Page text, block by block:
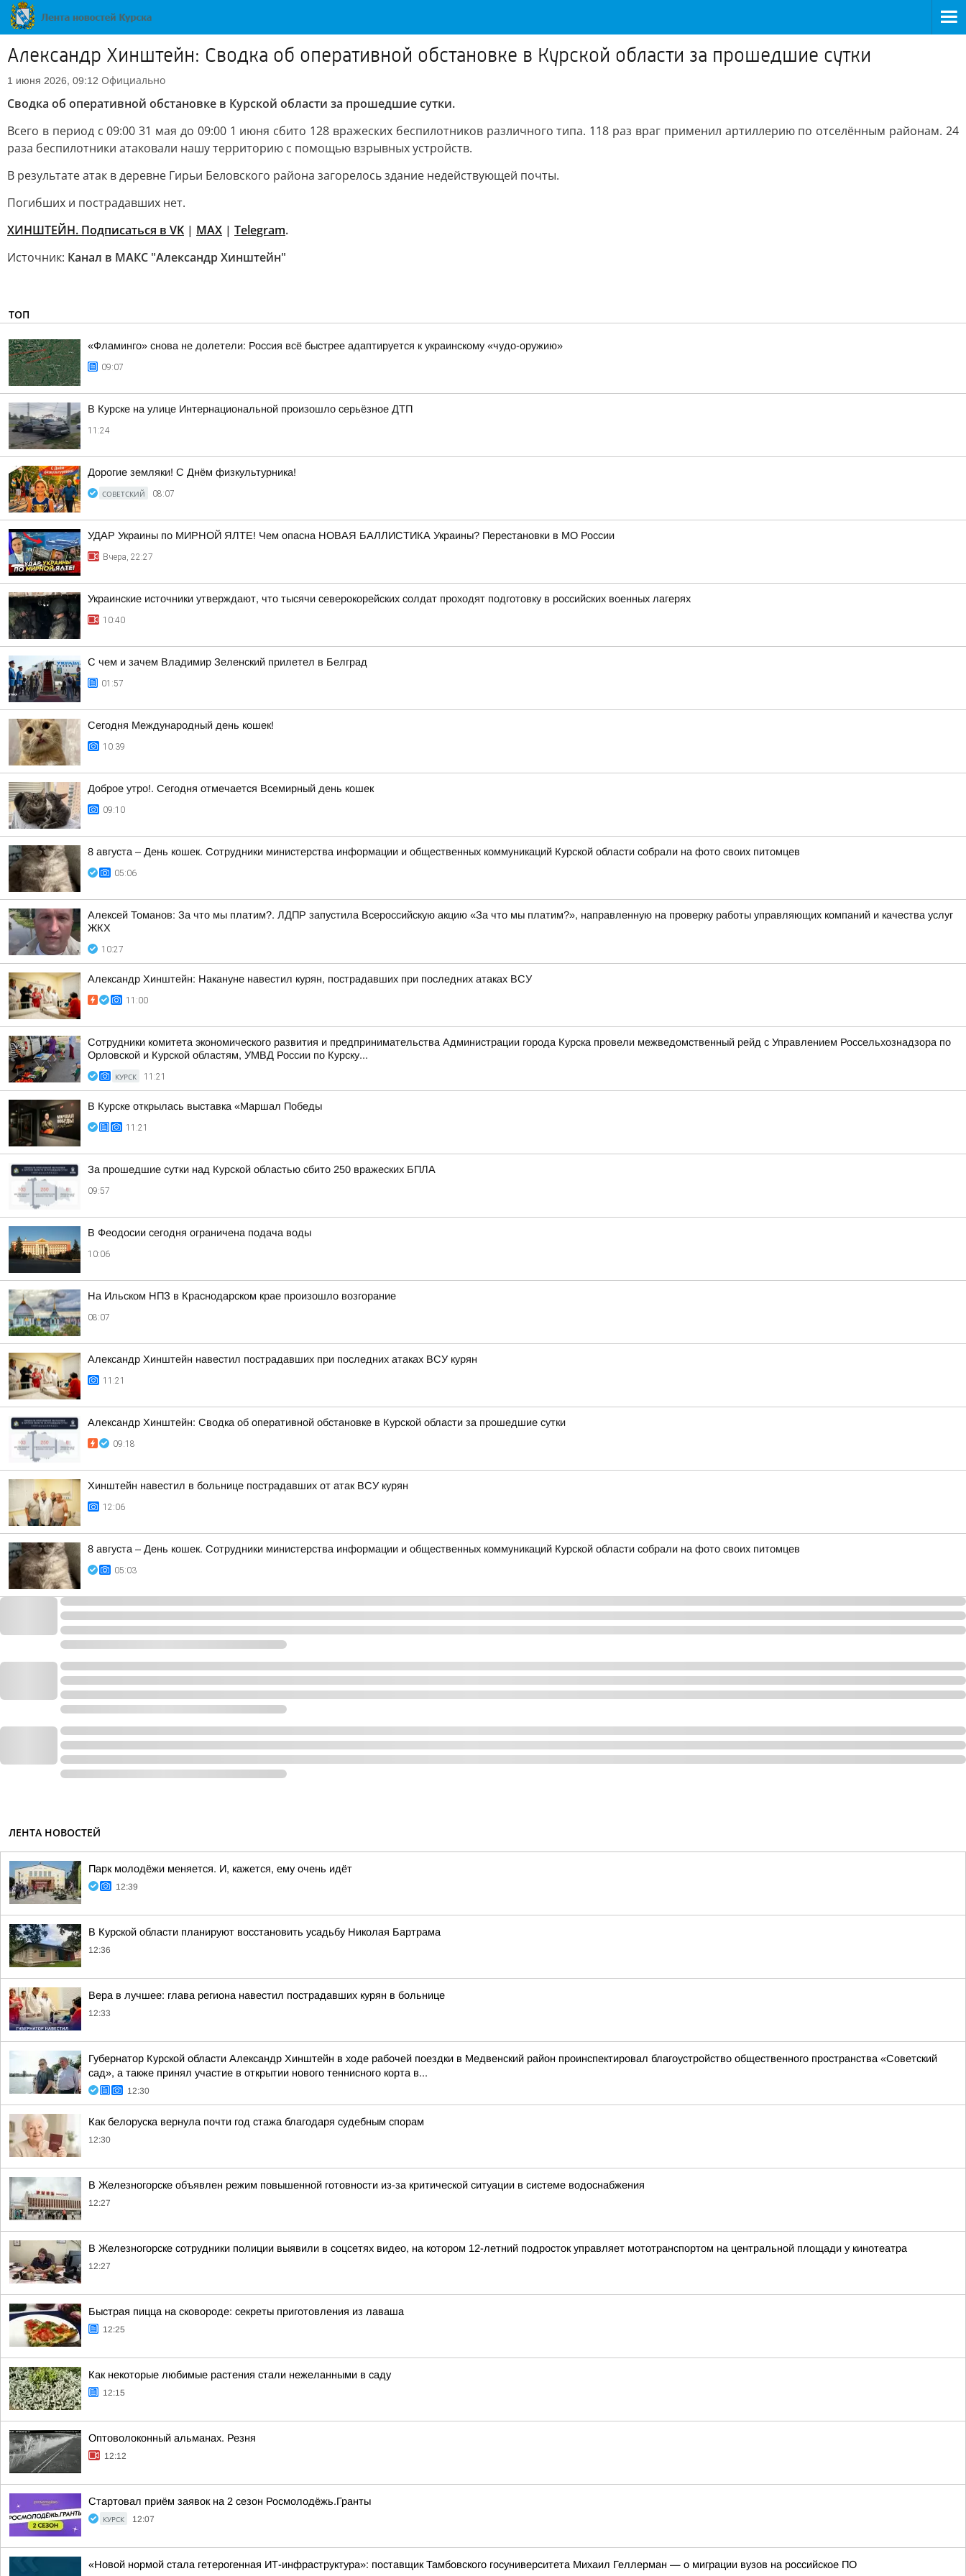
Александр Хинштейн: Сводка об оперативной обстановке в Курской области за прошедшие сутки
1 июня 2026, 09:12 Официально
Сводка об оперативной обстановке в Курской области за прошедшие сутки.
Всего в период с 09:00 31 мая до 09:00 1 июня сбито 128 вражеских беспилотников различного типа. 118 раз враг применил артиллерию по отселённым районам. 24
раза беспилотники атаковали нашу территорию с помощью взрывных устройств.
В результате атак в деревне Гирьи Беловского района загорелось здание недействующей почты.
Погибших и пострадавших нет.
ХИНШТЕЙН. Подписаться в VK | MAX | Telegram.
Источник: Канал в МАКС "Александр Хинштейн"
ТОП
«Фламинго» снова не долетели: Россия всё быстрее адаптируется к украинскому «чудо-оружию»
09:07
В Курске на улице Интернациональной произошло серьёзное ДТП
11:24
Дорогие земляки! С Днём физкультурника!
СОВЕТСКИЙ 08:07
УДАР Украины по МИРНОЙ ЯЛТЕ! Чем опасна НОВАЯ БАЛЛИСТИКА Украины? Перестановки в МО России
Вчера, 22:27
Украинские источники утверждают, что тысячи северокорейских солдат проходят подготовку в российских военных лагерях
10:40
С чем и зачем Владимир Зеленский прилетел в Белград
01:57
Сегодня Международный день кошек!
10:39
Доброе утро!. Сегодня отмечается Всемирный день кошек
09:10
8 августа – День кошек. Сотрудники министерства информации и общественных коммуникаций Курской области собрали на фото своих питомцев
05:06
Алексей Томанов: За что мы платим?. ЛДПР запустила Всероссийскую акцию «За что мы платим?», направленную на проверку работы управляющих компаний и качества услуг
ЖКХ
10:27
Александр Хинштейн: Накануне навестил курян, пострадавших при последних атаках ВСУ
11:00
Сотрудники комитета экономического развития и предпринимательства Администрации города Курска провели межведомственный рейд с Управлением Россельхознадзора по
Орловской и Курской областям, УМВД России по Курску...
КУРСК 11:21
В Курске открылась выставка «Маршал Победы
11:21
За прошедшие сутки над Курской областью сбито 250 вражеских БПЛА
09:57
В Феодосии сегодня ограничена подача воды
10:06
На Ильском НПЗ в Краснодарском крае произошло возгорание
08:07
Александр Хинштейн навестил пострадавших при последних атаках ВСУ курян
11:21
Александр Хинштейн: Сводка об оперативной обстановке в Курской области за прошедшие сутки
09:18
Хинштейн навестил в больнице пострадавших от атак ВСУ курян
12:06
8 августа – День кошек. Сотрудники министерства информации и общественных коммуникаций Курской области собрали на фото своих питомцев
05:03
ЛЕНТА НОВОСТЕЙ
Парк молодёжи меняется. И, кажется, ему очень идёт
12:39
В Курской области планируют восстановить усадьбу Николая Бартрама
12:36
Вера в лучшее: глава региона навестил пострадавших курян в больнице
12:33
Губернатор Курской области Александр Хинштейн в ходе рабочей поездки в Медвенский район проинспектировал благоустройство общественного пространства «Советский
сад», а также принял участие в открытии нового теннисного корта в...
12:30
Как белоруска вернула почти год стажа благодаря судебным спорам
12:30
В Железногорске объявлен режим повышенной готовности из-за критической ситуации в системе водоснабжения
12:27
В Железногорске сотрудники полиции выявили в соцсетях видео, на котором 12-летний подросток управляет мототранспортом на центральной площади у кинотеатра
12:27
Быстрая пицца на сковороде: секреты приготовления из лаваша
12:25
Как некоторые любимые растения стали нежеланными в саду
12:15
Оптоволоконный альманах. Резня
12:12
Стартовал приём заявок на 2 сезон Росмолодёжь.Гранты
КУРСК 12:07
«Новой нормой стала гетерогенная ИТ-инфраструктура»: поставщик Тамбовского госуниверситета Михаил Геллерман — о миграции вузов на российское ПО